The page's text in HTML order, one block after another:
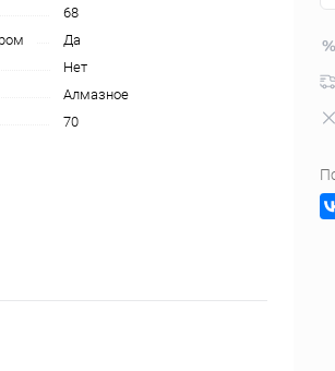
68
Да
Нет
Алмазное
70